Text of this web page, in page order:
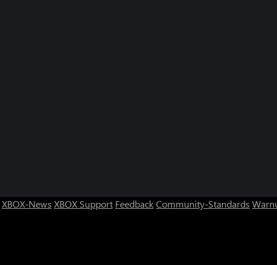
XBOX-News XBOX Support FeedbackCommunity-Standards